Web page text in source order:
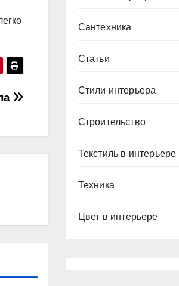
Сантехника
Статьи
Стили интерьера
Строительство
Текстиль в интерьере
Техника
Цвет в интерьере